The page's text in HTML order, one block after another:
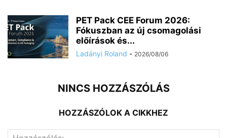
PET Pack CEE Forum 2026:
Fókuszban az új csomagolási
előírások és...
Ladányi Roland - 2026/08/06
NINCS HOZZÁSZÓLÁS
HOZZÁSZÓLOK A CIKKHEZ